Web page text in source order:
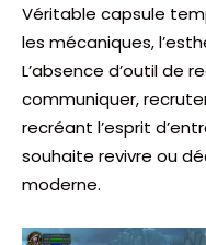
Véritable capsule
les mécaniques,
L’absence d’outil de
communiquer,
recréant l’esprit
souhaite revivre ou
moderne.